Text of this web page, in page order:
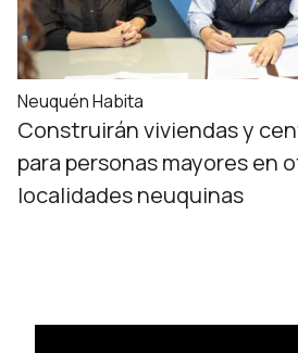
Neuquén Habita
Construirán viviendas y
para personas mayores en
localidades neuquinas